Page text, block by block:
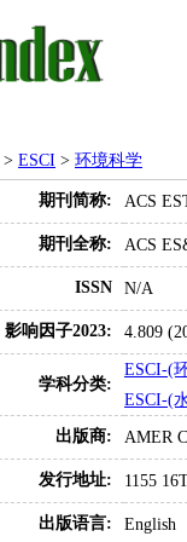
> ESCI > 环境科学
期刊简称: ACS
期刊全称: ACS
ISSN N/A
影响因子2023: 4.809
学科分类:
ESCI-(
ESCI-(
出版商:
AMER
发行地址: 1155
出版语言: English